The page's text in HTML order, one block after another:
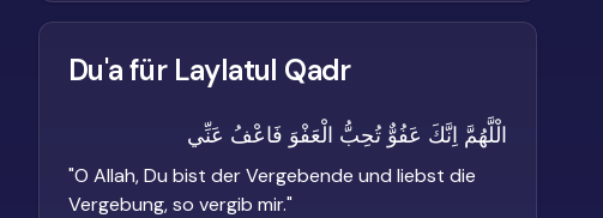
Du'a für Laylatul Qadr
الْلَّهُمَّ اِنَّكَ عَفُوٌّ تُحِبُّ الْعَفْوَ فَاعْفُ عَنِّي
"O Allah, Du bist der Vergebende und liebst die
Vergebung, so vergib mir."